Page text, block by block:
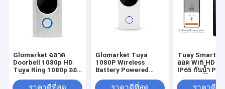
Glomarket ฉลาด
Doorbell 1080p HD
Tuya Ring 1080p ออด
Glomarket Tuya
1080P Wireless
Battery Powered
Camera Remote
Tuay Smart
ออด Wifi HD
IP65 กันน้ำ PIR